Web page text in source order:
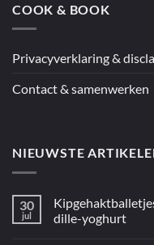
COOK & BOOK
Privacyverklaring &
Contact & samenwerken
NIEUWSTE
30
jul
dille-yoghurt